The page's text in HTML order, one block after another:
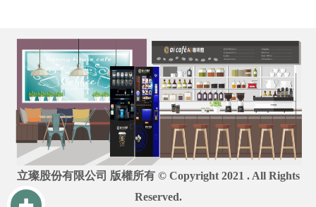
立璨股份有限公司 版權所有 © Copyright 2021 . All Rights
Reserved.